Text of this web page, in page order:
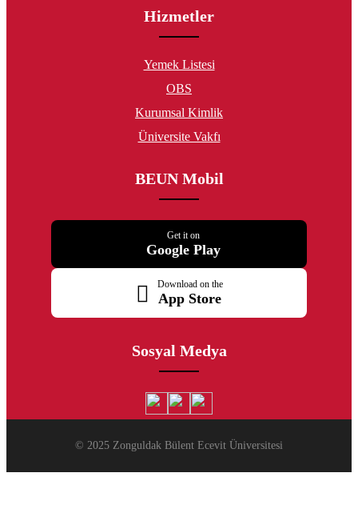
Hizmetler
Yemek Listesi
OBS
Kurumsal Kimlik
Üniversite Vakfı
BEUN Mobil
Get it on
Google Play
Download on the
App Store
Sosyal Medya
© 2025 Zonguldak Bülent Ecevit Üniversitesi